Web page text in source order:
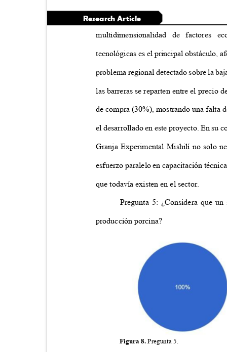
Research Article
multidimensionalidad de factores
tecnológicas es el principal obstáculo,
problema regional detectado sobre la
las barreras se reparten entre el precio
de compra (30%), mostrando una
el desarrollado en este proyecto. En su
Granja Experimental Mishilí no solo
esfuerzo paralelo en capacitación
que todavía existen en el sector.
Pregunta 5: ¿Considera que
producción porcina?
Figura 8.Pregunta 5.